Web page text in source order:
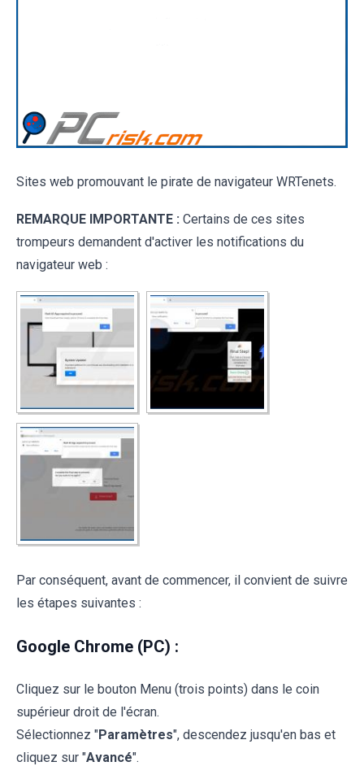
Sites web promouvant le pirate de navigateur WRTenets.
REMARQUE IMPORTANTE : Certains de ces sites
trompeurs demandent d'activer les notifications du
navigateur web :
Par conséquent, avant de commencer, il convient de suivre
les étapes suivantes :
Google Chrome (PC) :
Cliquez sur le bouton Menu (trois points) dans le coin
supérieur droit de l'écran.
Sélectionnez "Paramètres", descendez jusqu'en bas et
cliquez sur "Avancé".